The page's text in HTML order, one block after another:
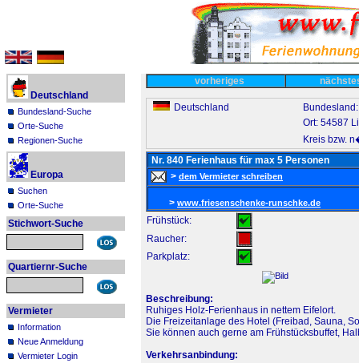
Deutschland
Bundesland-Suche
Orte-Suche
Regionen-Suche
Europa
Suchen
Orte-Suche
Stichwort-Suche
Quartiernr-Suche
Vermieter
Information
Neue Anmeldung
Vermieter Login
vorheriges
Deutschland
Ort: 54587
Kreis bzw.
Nr. 840 Ferienhaus für max 5 Personen
> dem Vermieter schreiben
> www.friesenschenke-runschke.de
Frühstück:
Raucher:
Parkplatz:
Beschreibung:
Ruhiges Holz-Ferienhaus in nettem Eifelort.
Die Freizeitanlage des Hotel (Freibad, Sauna,
Sie können auch gerne am Frühstücksbuffet,
Verkehrsanbindung: